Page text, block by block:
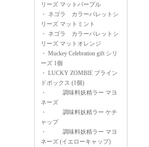
リーズ マットパープル
・ ネゴラ カラーパレットシ
リーズ マットミント
・ ネゴラ カラーパレットシ
リーズ マットオレンジ
・ Muckey Celebration gift シリ
ーズ 1個
・ LUCKY ZOMBIE ブライン
ドボックス (1個)
・
調味料妖精ラー マヨ
ネーズ
・
調味料妖精ラー ケチ
ャップ
・
調味料妖精ラー マヨ
ネーズ (イエローキャップ)